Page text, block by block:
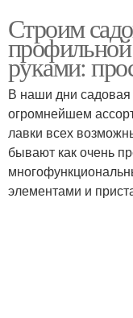
Строим
руками:
В наши дни
огромнейшем
лавки всех
бывают как очень
элементами и